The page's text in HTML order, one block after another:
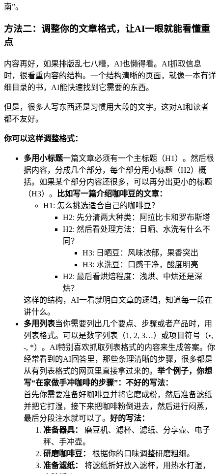
南”。
方法二：调整你的文章格式，让AI一眼就能看懂重
点
内容再好，如果排版乱七八糟，AI也懒得看。AI抓取信息
时，很看重内容的结构。一个结构清晰的页面，就像一本有详
细目录的书，AI能快速找到它需要的东西。
但是，很多人写东西还是习惯用大段的文字。这对AI和读者
都不友好。
你可以这样调整格式：
多用小标题一篇文章必须有一个主标题（H1）。然后根
据内容，分成几个部分，每个部分用小标题（H2）概
括。如果某个部分内容还很多，可以再分出更小的标题
（H3）。
比如写一篇介绍咖啡豆的文章：
H1: 怎么挑选适合自己的咖啡豆？
H2: 先分清两大种类：阿拉比卡和罗布斯塔
H2: 然后看处理方法：日晒、水洗有什么不
同？
H3: 日晒豆：风味浓郁，果香突出
H3: 水洗豆：口感干净，酸度明亮
H2: 最后看烘焙程度：浅烘、中烘还是深
烘？
这样的结构，AI一看就明白文章的逻辑，知道每一段在
讲什么。
多用列表当你需要列出几个要点、步骤或者产品时，用
列表格式。可以是数字列表（1, 2, 3…）或项目符号（•,
-, *）。AI特别喜欢抓取列表格式的内容来生成答案。你
经常看到的AI回答里，那些条理清晰的步骤，很多都是
从有列表格式的网页里直接拿过来的。 举个例子，你想
写“在家做手冲咖啡的步骤”： 不好的写法：
首先你需要准备好咖啡豆并将它磨成粉，然后准备滤纸
并把它打湿，接下来把咖啡粉倒进去，然后进行闷蒸，
最后分段注水就可以了。 好的写法：
准备器具：
磨豆机、滤杯、滤纸、分享壶、电子
秤、手冲壶。
研磨咖啡豆：
根据你的口味调整研磨粗细。
准备滤纸：
将滤纸折好放入滤杯，用热水打湿，